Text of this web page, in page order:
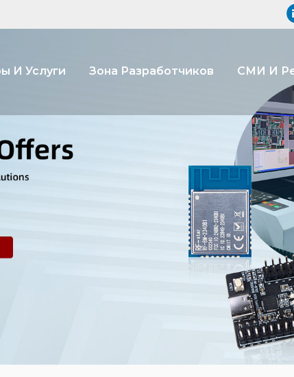
И Услуги Зона Разработчиков СМИ И